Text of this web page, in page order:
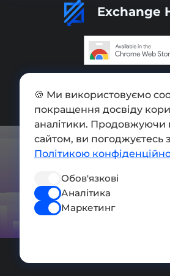
Exchange
Мапа сайту
Press kit
Умови
Політика
СОЦ. МЕРЕЖІ
🍪 Ми використовуємо
покращення досвіду
аналітики. Продовжуючи
сайтом, ви погоджуєтесь
Політикою
Обов'язкові
Аналітика
Маркетинг